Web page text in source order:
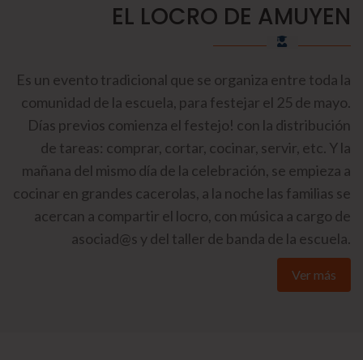
EL LOCRO DE AMUYEN
Es un evento tradicional que se organiza entre toda la
comunidad de la escuela, para festejar el 25 de mayo.
Días previos comienza el festejo! con la distribución
de tareas: comprar, cortar, cocinar, servir, etc. Y la
mañana del mismo día de la celebración, se empieza a
cocinar en grandes cacerolas, a la noche las familias se
acercan a compartir el locro, con música a cargo de
asociad@s y del taller de banda de la escuela.
Ver más